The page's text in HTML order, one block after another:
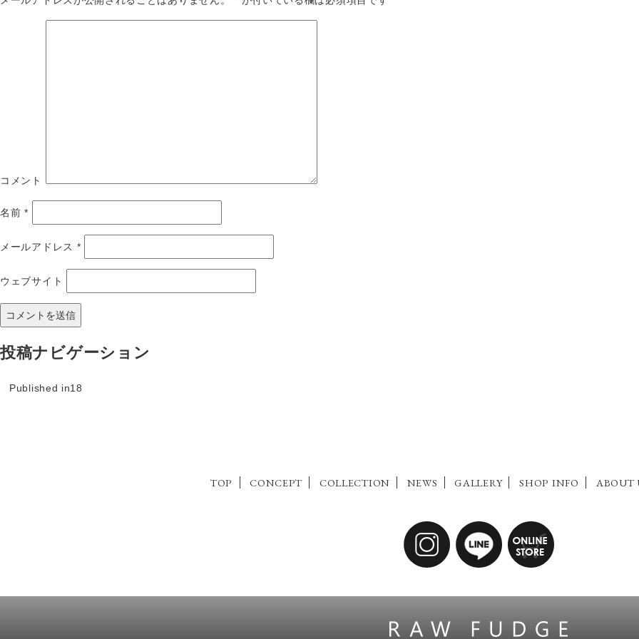
コメント
名前*
メールアドレス *
ウェブサイト
投稿ナビゲーション
Published in18
TOP CONCEPT COLLECTION NEWS GALLERY SHOP INFO ABOUT